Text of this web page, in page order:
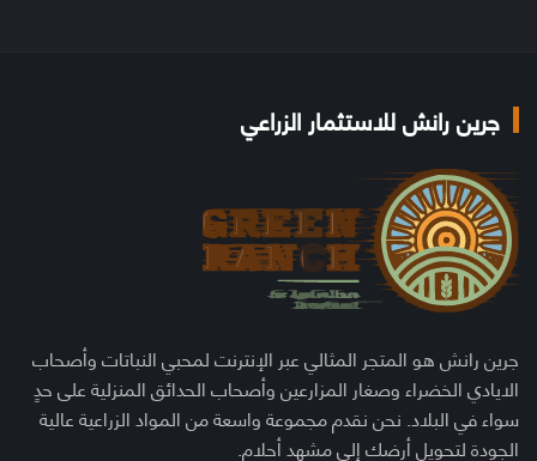
جرين رانش للاستثمار الزراعي
جرين رانش هو المتجر المثالي عبر الإنترنت لمحبي النباتات وأصحاب
الايادي الخضراء وصغار المزارعين وأصحاب الحدائق المنزلية على حدٍ
سواء في البلاد. نحن نقدم مجموعة واسعة من المواد الزراعية عالية
الجودة لتحويل أرضك إلى مشهد أحلام.